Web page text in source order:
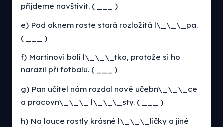
přijdeme navštívit. ( ___ )
e) Pod oknem roste stará rozložitá l\_\_\_pa.
( ___ )
f) Martinovi bolí l\_\_\_tko, protože si ho
narazil při fotbalu. ( ___ )
g) Pan učitel nám rozdal nové učebn\_\_\_ce
a pracovn\_\_\_ l\_\_\_sty. ( ___ )
h) Na louce rostly krásné l\_\_\_ličky a jiné